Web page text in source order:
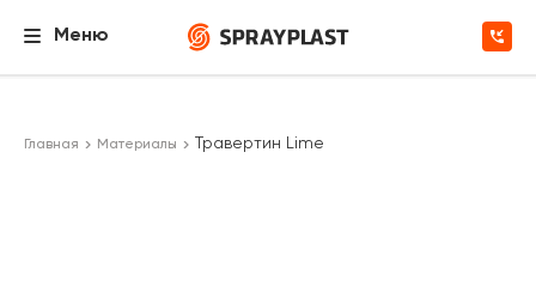
Меню
Главная Материалы Травертин Lime